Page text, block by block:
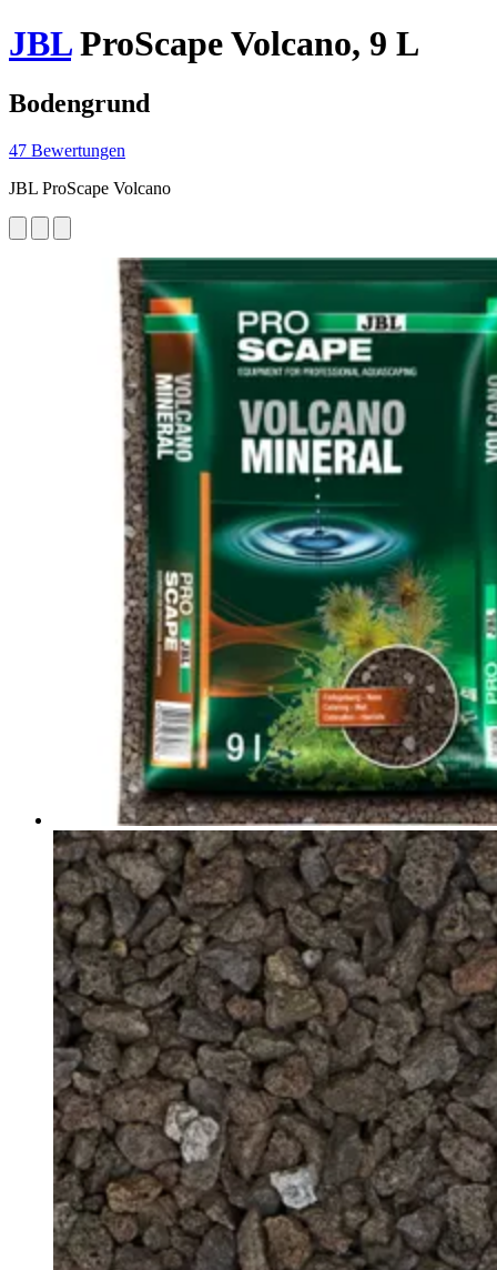
JBLProScape Volcano, 9 L
Bodengrund
47 Bewertungen
JBL ProScape Volcano